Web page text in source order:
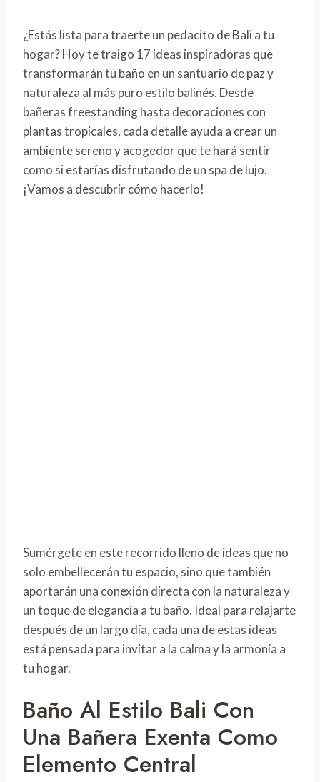
¿Estás lista para traerte un pedacito de Bali a tu
hogar? Hoy te traigo 17 ideas inspiradoras que
transformarán tu baño en un santuario de paz y
naturaleza al más puro estilo balinés. Desde
bañeras freestanding hasta decoraciones con
plantas tropicales, cada detalle ayuda a crear un
ambiente sereno y acogedor que te hará sentir
como si estarías disfrutando de un spa de lujo.
¡Vamos a descubrir cómo hacerlo!
Sumérgete en este recorrido lleno de ideas que no
solo embellecerán tu espacio, sino que también
aportarán una conexión directa con la naturaleza y
un toque de elegancia a tu baño. Ideal para relajarte
después de un largo día, cada una de estas ideas
está pensada para invitar a la calma y la armonía a
tu hogar.
Baño Al Estilo Bali Con
Una Bañera Exenta Como
Elemento Central